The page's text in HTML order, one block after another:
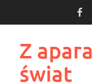
Z
świat